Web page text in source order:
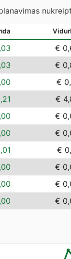
€
€
€
€
€
€
€
€
€
€